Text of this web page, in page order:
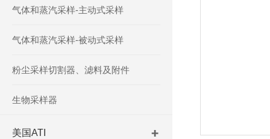
气体和蒸汽采样-主动式采样
气体和蒸汽采样-被动式采样
粉尘采样切割器、滤料及附件
生物采样器
美国ATI